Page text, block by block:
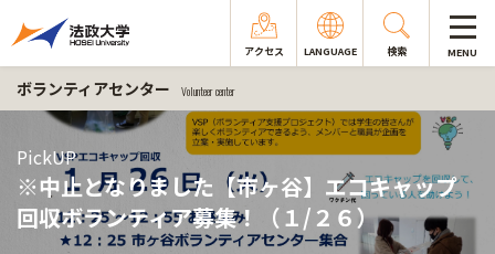
アクセス LANGUAGE 検索 MENU
ボランティアセンター Volunteer center
PickUP
※中止となりました【市ヶ谷】エコキャップ
回収ボランティア募集！（１/２６）